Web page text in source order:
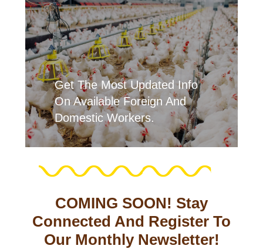
Get The Most Updated Info
On Available Foreign And
Domestic Workers.
COMING SOON! Stay
Connected And Register To
Our Monthly Newsletter!